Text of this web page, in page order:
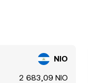
NIO
2 683,09 NIO